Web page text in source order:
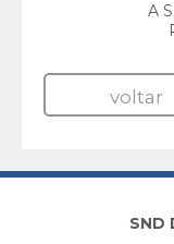
A
voltar
SND